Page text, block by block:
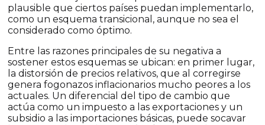
plausible que ciertos países puedan implementarlo,
como un esquema transicional, aunque no sea el
considerado como óptimo.
Entre las razones principales de su negativa a
sostener estos esquemas se ubican: en primer lugar,
la distorsión de precios relativos, que al corregirse
genera fogonazos inflacionarios mucho peores a los
actuales. Un diferencial del tipo de cambio que
actúa como un impuesto a las exportaciones y un
subsidio a las importaciones básicas, puede socavar